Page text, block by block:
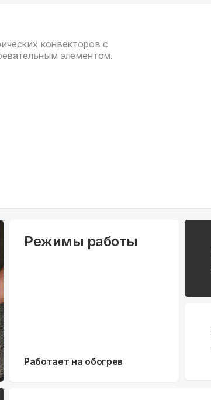
конвекторов с
элементом.
Режимы работы
Работает на обогрев